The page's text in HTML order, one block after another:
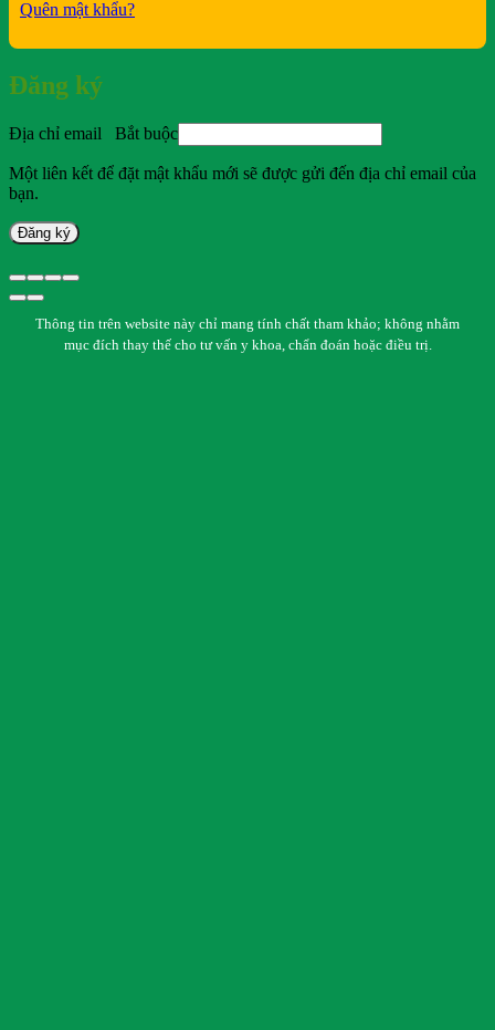
Quên mật khẩu?
Đăng ký
Địa chỉ email Bắt buộc
Một liên kết để đặt mật khẩu mới sẽ được gửi đến địa chỉ email của
bạn.
Đăng ký
Thông tin trên website này chỉ mang tính chất tham khảo; không nhằm
mục đích thay thế cho tư vấn y khoa, chẩn đoán hoặc điều trị.